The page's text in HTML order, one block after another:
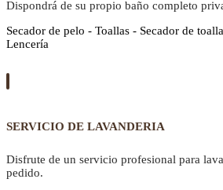
Dispondrá de su propio baño completo
Secador de pelo - Toallas - Secador de
Lencería
SERVICIO DE LAVANDERIA
Disfrute de un servicio profesional para
pedido.